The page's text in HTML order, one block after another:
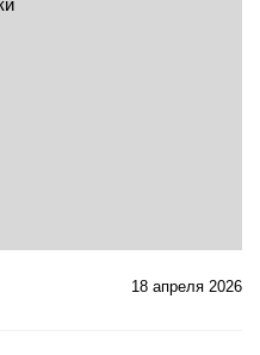
18 апреля 2026